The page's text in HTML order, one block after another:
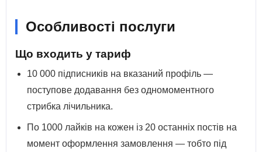
Особливості послуги
Що входить у тариф
10 000 підписників на вказаний профіль —
поступове додавання без одномоментного
стрибка лічильника.
По 1000 лайків на кожен із 20 останніх постів на
момент оформлення замовлення — тобто під